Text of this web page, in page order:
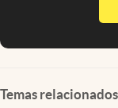
Temas relacionados